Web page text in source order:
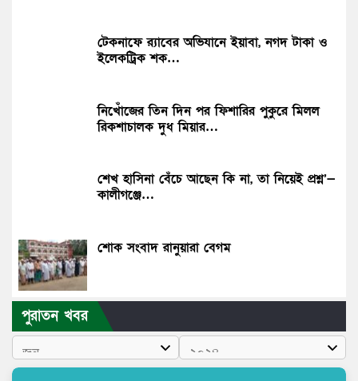
টেকনাফে র‌্যাবের অভিযানে ইয়াবা, নগদ টাকা ও
ইলেকট্রিক শক…
নিখোঁজের তিন দিন পর ফিশারির পুকুরে মিলল
রিকশাচালক দুধ মিয়ার…
শেখ হাসিনা বেঁচে আছেন কি না, তা নিয়েই প্রশ্ন’—
কালীগঞ্জে…
শোক সংবাদ রানুয়ারা বেগম
পুরাতন খবর